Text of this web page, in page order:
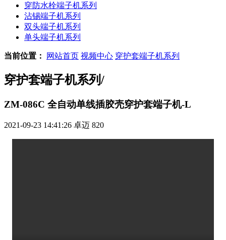
穿防水栓端子机系列
沾锡端子机系列
双头端子机系列
单头端子机系列
当前位置： 网站首页 视频中心 穿护套端子机系列
穿护套端子机系列/
ZM-086C 全自动单线插胶壳穿护套端子机-L
2021-09-23 14:41:26 卓迈 820